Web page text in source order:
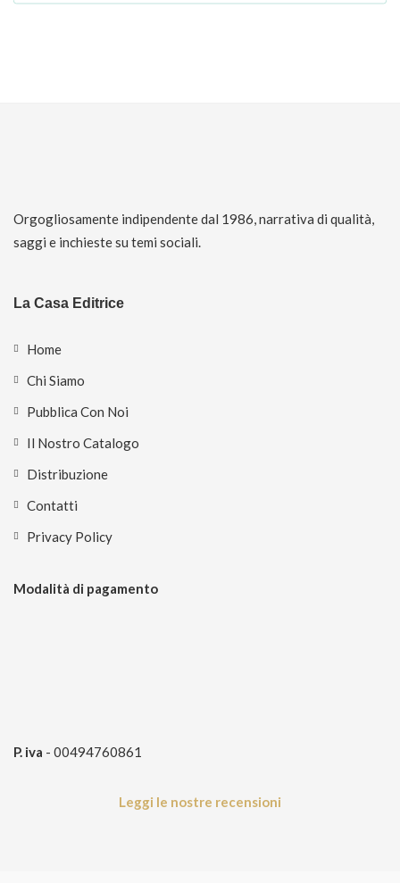
Orgogliosamente indipendente dal 1986, narrativa di qualità,
saggi e inchieste su temi sociali.
La Casa Editrice
Home
Chi Siamo
Pubblica Con Noi
Il Nostro Catalogo
Distribuzione
Contatti
Privacy Policy
Modalità di pagamento
P. iva - 00494760861
Leggi le nostre recensioni